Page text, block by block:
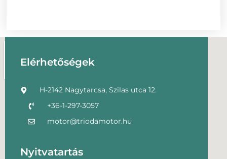
Elérhetőségek
H-2142 Nagytarcsa, Szilas utca 12.
+36-1-297-3057
motor@triodamotor.hu
Nyitvatartás